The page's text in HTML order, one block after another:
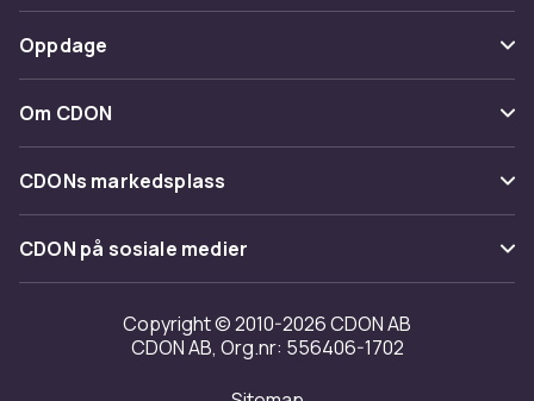
Spor pakke
Angre & returner her
Kontakt oss
Betaling
Levering
Tilbakekallinger
Oppdage
Kategorier
Varemerker
Om CDON
Om oss
Kundeanmeldelser
Jobbe på CDON
Investor relations
Tilgjengelighet
CDONs markedsplass
Merchant Help Center
CDON på sosiale medier
Copyright © 2010-2026 CDON AB
CDON AB, Org.nr: 556406-1702